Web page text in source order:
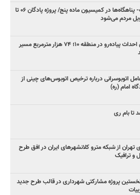
تصویب پارکینگ- پناهگاه‌ها در کمیسیون ماده پنج/ پروژه پادگان ۰۶ تا
مردم می‌شود
افزایش ۹ برابری احداث پیاده‌رو در منطقه ۱۰؛ ۷۴ هزار مترمربع مسیر
اتوبوسرانی درباره ترخیص اتوبوس‌های چینی از
امام (ره)
تا بام ری
تهران از شبکه مترو کلانشهرهای ایران در افق طرح
و ترافیک
نخستین پروژه مشارکتی شهرداری در قالب طرح جدید